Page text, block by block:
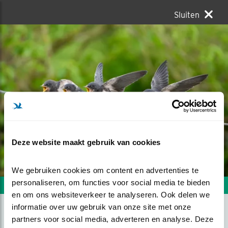
Deze website maakt gebruik van cookies
We gebruiken cookies om content en advertenties te
personaliseren, om functies voor social media te bieden
en om ons websiteverkeer te analyseren. Ook delen we
informatie over uw gebruik van onze site met onze
partners voor social media, adverteren en analyse. Deze
Sluiten
Volgende foto Vorige foto